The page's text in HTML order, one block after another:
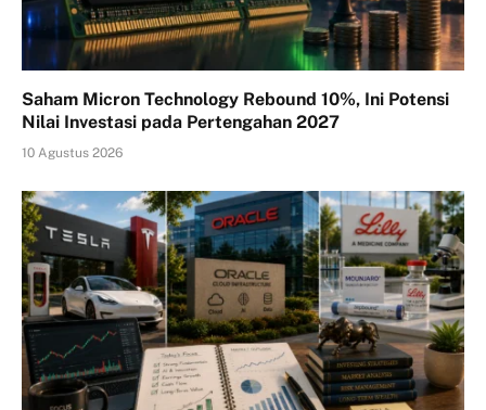
Saham Micron Technology Rebound 10%, Ini Potensi
Nilai Investasi pada Pertengahan 2027
10 Agustus 2026